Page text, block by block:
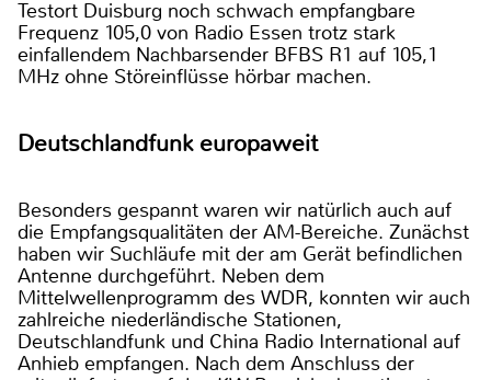
Testort Duisburg noch schwach empfangbare
Frequenz 105,0 von Radio Essen trotz stark
einfallendem Nachbarsender BFBS R1 auf 105,1
MHz ohne Störeinflüsse hörbar machen.
Deutschlandfunk europaweit
Besonders gespannt waren wir natürlich auch auf
die Empfangsqualitäten der AM-Bereiche. Zunächst
haben wir Suchläufe mit der am Gerät befindlichen
Antenne durchgeführt. Neben dem
Mittelwellenprogramm des WDR, konnten wir auch
zahlreiche niederländische Stationen,
Deutschlandfunk und China Radio International auf
Anhieb empfangen. Nach dem Anschluss der